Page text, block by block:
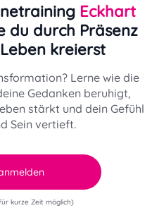
Eckhart
du durch Präsenz
kreierst
Lerne wie die
Gedanken beruhigt,
stärkt und dein Gefühl
Sein vertieft.
kurze Zeit möglich)